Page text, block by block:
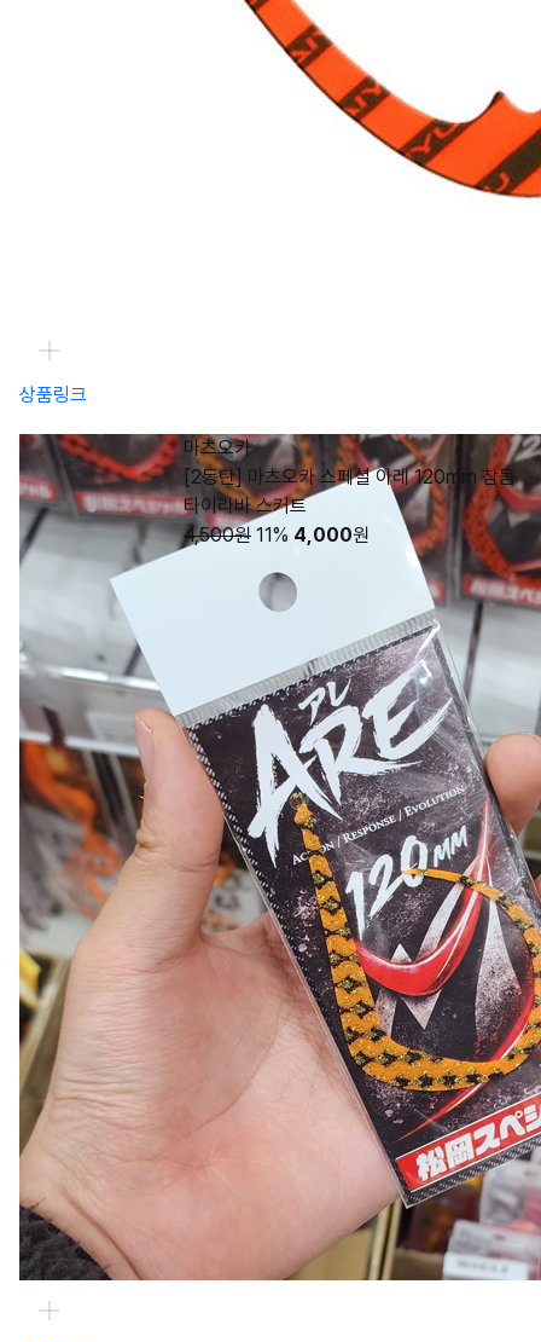
상품링크
마츠오카
[2동탄] 마츠오카 스페셜 아레 120mm 참돔
타이라바 스커트
4,500원 11% 4,000원